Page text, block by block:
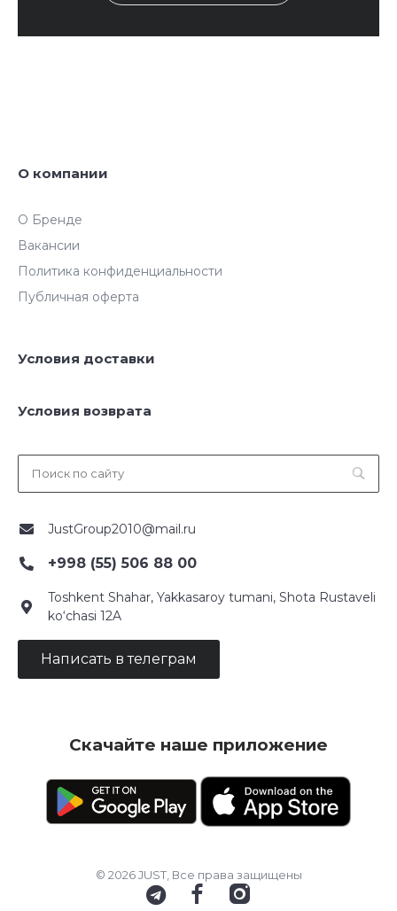
О компании
О Бренде
Вакансии
Политика конфиденциальности
Публичная оферта
Условия доставки
Условия возврата
JustGroup2010@mail.ru
+998 (55) 506 88 00
Toshkent Shahar, Yakkasaroy tumani, Shota Rustaveli
ko‘chasi 12A
Написать в телеграм
Скачайте наше приложение
© 2026 JUST, Все права защищены